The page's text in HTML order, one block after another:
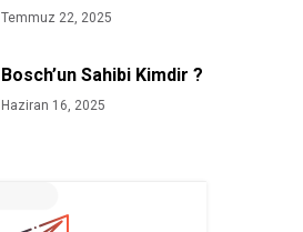
Temmuz 22, 2025
Bosch’un Sahibi Kimdir ?
Haziran 16, 2025